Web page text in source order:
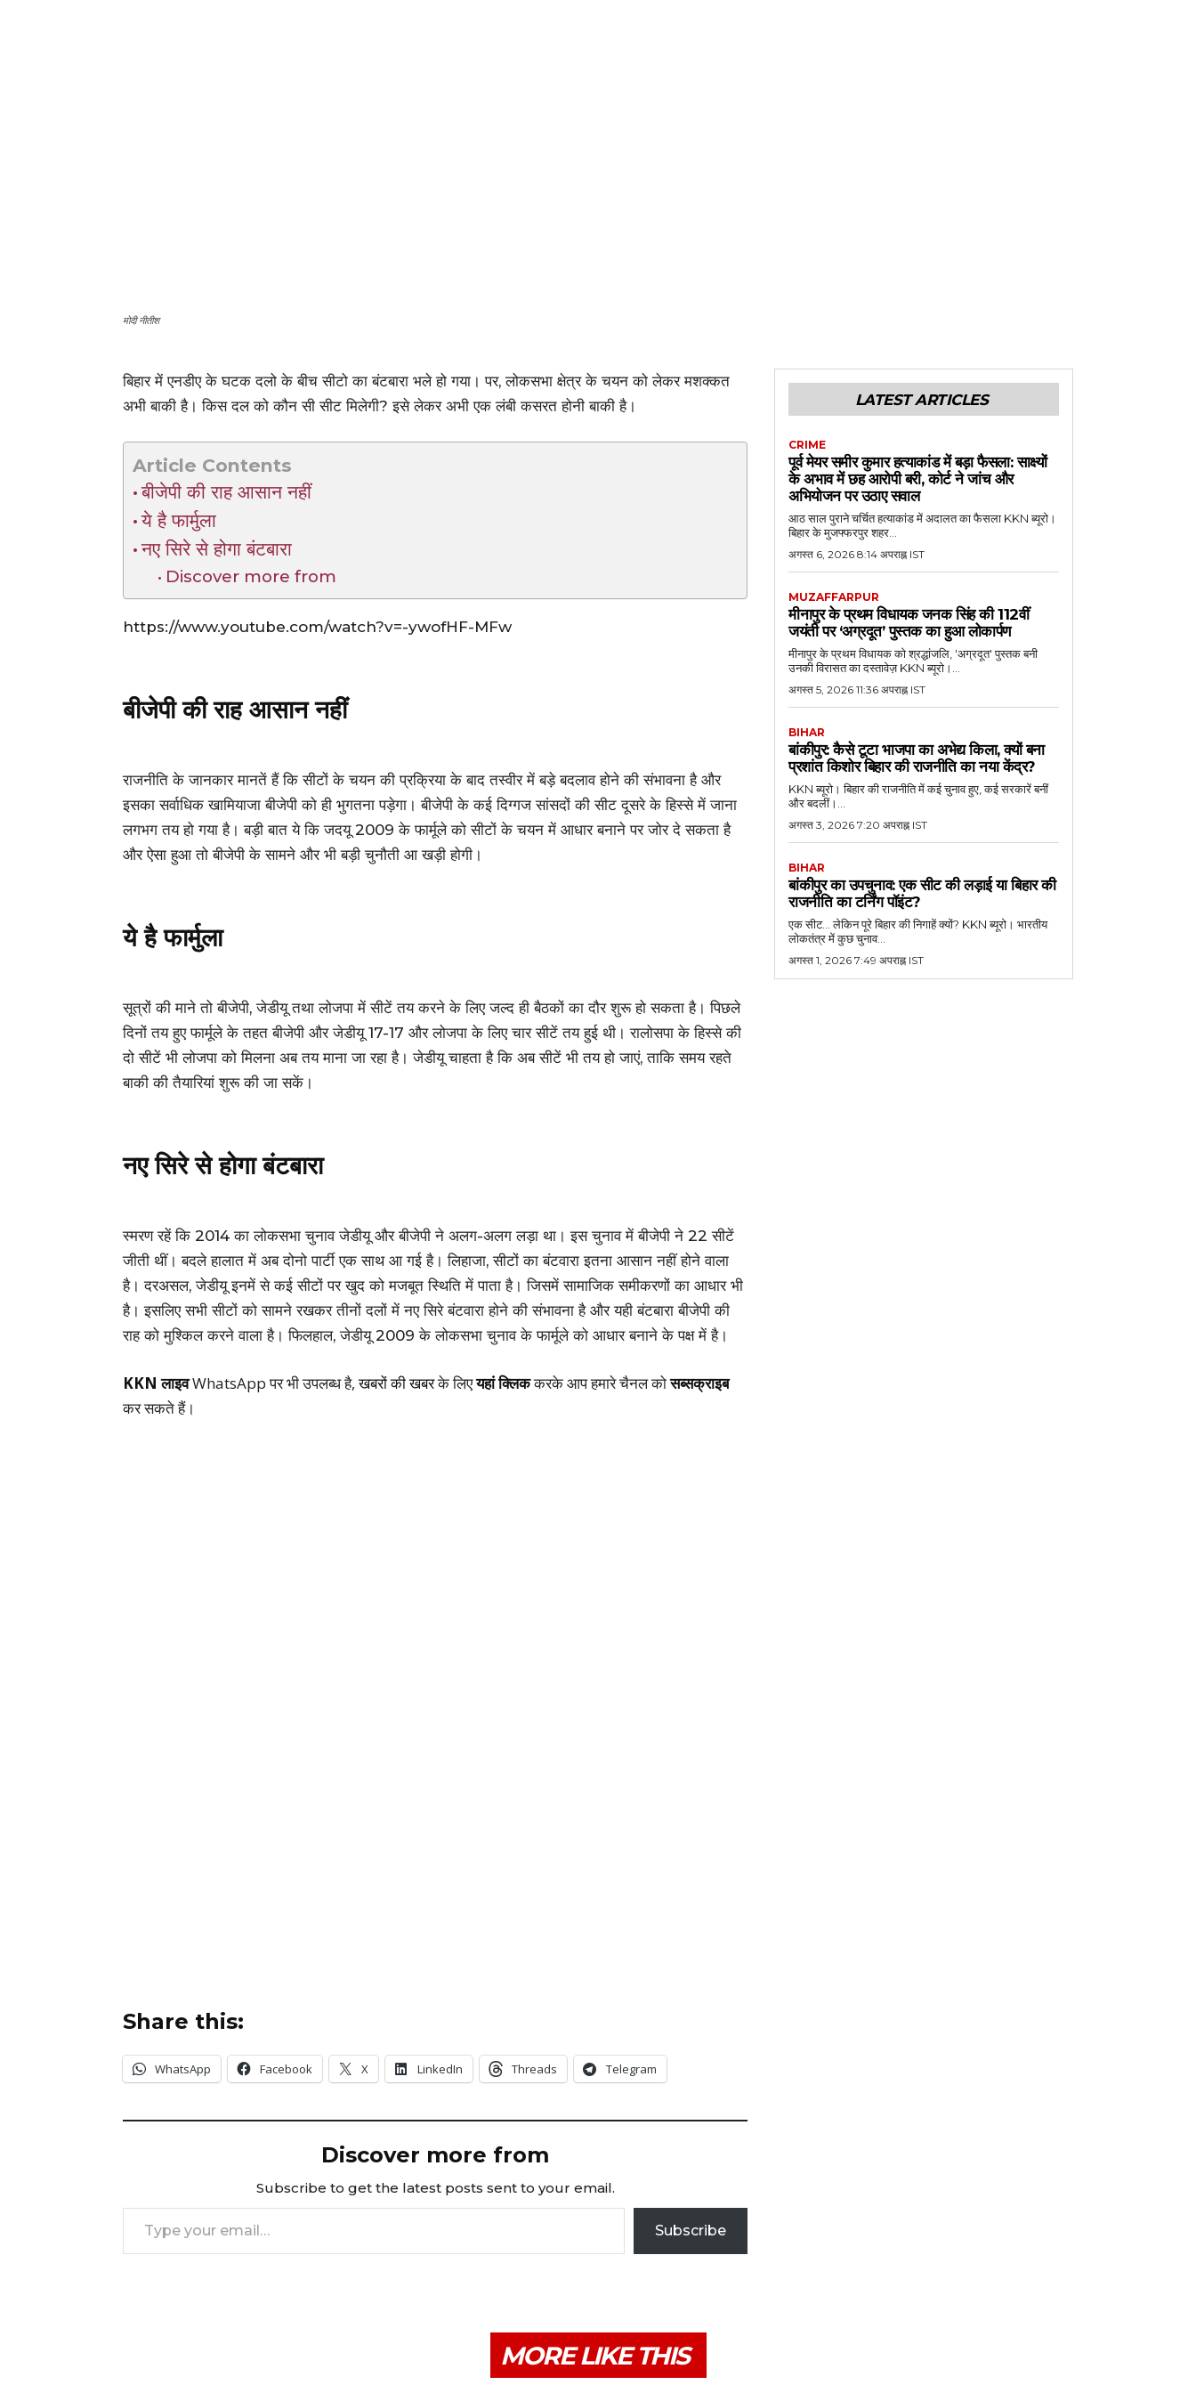
मोदी नीतीश
बिहार में एनडीए के घटक दलो के बीच सीटो का बंटबारा भले हो गया। पर, लोकसभा क्षेत्र के चयन को लेकर मशक्कत
अभी बाकी है। किस दल को कौन सी सीट मिलेगी? इसे लेकर अभी एक लंबी कसरत होनी बाकी है।
Article Contents
बीजेपी की राह आसान नहीं
ये है फार्मुला
नए सिरे से होगा बंटबारा
Discover more from
https://www.youtube.com/watch?v=-ywofHF-MFw
बीजेपी की राह आसान नहीं
राजनीति के जानकार मानतें हैं कि सीटों के चयन की प्रक्रिया के बाद तस्वीर में बड़े बदलाव होने की संभावना है और
इसका सर्वाधिक खामियाजा बीजेपी को ही भुगतना पड़ेगा। बीजेपी के कई दिग्गज सांसदों की सीट दूसरे के हिस्से में जाना
लगभग तय हो गया है। बड़ी बात ये कि जदयू 2009 के फार्मूले को सीटों के चयन में आधार बनाने पर जोर दे सकता है
और ऐसा हुआ तो बीजेपी के सामने और भी बड़ी चुनौती आ खड़ी होगी।
ये है फार्मुला
सूत्रों की माने तो बीजेपी, जेडीयू तथा लोजपा में सीटें तय करने के लिए जल्द ही बैठकों का दौर शुरू हो सकता है। पिछले
दिनों तय हुए फार्मूले के तहत बीजेपी और जेडीयू 17-17 और लोजपा के लिए चार सीटें तय हुई थी। रालोसपा के हिस्से की
दो सीटें भी लोजपा को मिलना अब तय माना जा रहा है। जेडीयू चाहता है कि अब सीटें भी तय हो जाएं, ताकि समय रहते
बाकी की तैयारियां शुरू की जा सकें।
नए सिरे से होगा बंटबारा
स्मरण रहें कि 2014 का लोकसभा चुनाव जेडीयू और बीजेपी ने अलग-अलग लड़ा था। इस चुनाव में बीजेपी ने 22 सीटें
जीती थीं। बदले हालात में अब दोनो पार्टी एक साथ आ गई है। लिहाजा, सीटों का बंटवारा इतना आसान नहीं होने वाला
है। दरअसल, जेडीयू इनमें से कई सीटों पर खुद को मजबूत स्थिति में पाता है। जिसमें सामाजिक समीकरणों का आधार भी
है। इसलिए सभी सीटों को सामने रखकर तीनों दलों में नए सिरे बंटवारा होने की संभावना है और यही बंटबारा बीजेपी की
राह को मुश्किल करने वाला है। फिलहाल, जेडीयू 2009 के लोकसभा चुनाव के फार्मूले को आधार बनाने के पक्ष में है।
KKN लाइवWhatsApp पर भी उपलब्ध है,खबरों की खबरके लिएयहां क्लिककरके आप हमारे चैनल कोसब्सक्राइब
कर सकते हैं।
Share this:
WhatsApp Facebook X LinkedIn Threads Telegram
Discover more from
Subscribe to get the latest posts sent to your email.
Type your email…
Subscribe
LATEST ARTICLES
CRIME
पूर्व मेयर समीर कुमार हत्याकांड में बड़ा फैसला: साक्ष्यों
के अभाव में छह आरोपी बरी, कोर्ट ने जांच और
अभियोजन पर उठाए सवाल
आठ साल पुराने चर्चित हत्याकांड में अदालत का फैसला KKN ब्यूरो।
बिहार के मुजफ्फरपुर शहर...
अगस्त 6, 2026 8:14 अपराह्न IST
MUZAFFARPUR
मीनापुर के प्रथम विधायक जनक सिंह की 112वीं
जयंती पर ‘अग्रदूत’ पुस्तक का हुआ लोकार्पण
मीनापुर के प्रथम विधायक को श्रद्धांजलि, 'अग्रदूत' पुस्तक बनी
उनकी विरासत का दस्तावेज़ KKN ब्यूरो।...
अगस्त 5, 2026 11:36 अपराह्न IST
BIHAR
बांकीपुर: कैसे टूटा भाजपा का अभेद्य किला, क्यों बना
प्रशांत किशोर बिहार की राजनीति का नया केंद्र?
KKN ब्यूरो। बिहार की राजनीति में कई चुनाव हुए, कई सरकारें बनीं
और बदलीं।...
अगस्त 3, 2026 7:20 अपराह्न IST
BIHAR
बांकीपुर का उपचुनाव: एक सीट की लड़ाई या बिहार की
राजनीति का टर्निंग पॉइंट?
एक सीट... लेकिन पूरे बिहार की निगाहें क्यों? KKN ब्यूरो। भारतीय
लोकतंत्र में कुछ चुनाव...
अगस्त 1, 2026 7:49 अपराह्न IST
MORE LIKE THIS